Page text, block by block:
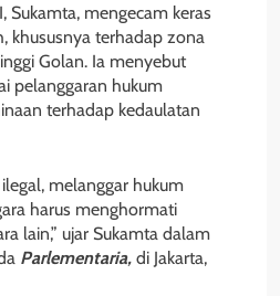
Sukamta, mengecam keras
khususnya terhadap zona
Golan. Ia menyebut
pelanggaran hukum
terhadap kedaulatan
melanggar hukum
harus menghormati
lain,” ujar Sukamta dalam
Parlementaria, di Jakarta,